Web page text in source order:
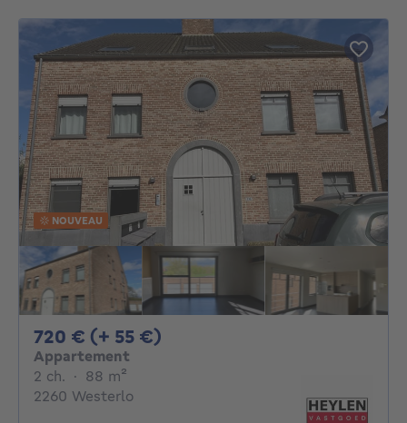
NOUVEAU
720 € (+ 55 €)
Appartement
2 ch. 2 chambres
· 88 m²
2260 Westerlo